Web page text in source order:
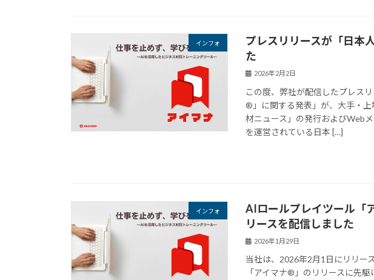
インフォ
プレスリリースが「日本
た
2026年2月2日
この度、弊社が配信したプレス
®︎」に関する発表」が、大手・上
材ニュース」の発行およびWeb
を運営されている日本 […]
インフォ
AIロールプレイツール「
リースを配信しました
2026年1月29日
当社は、2026年2月1日にリリー
「アイマナ®︎」のリリースに先